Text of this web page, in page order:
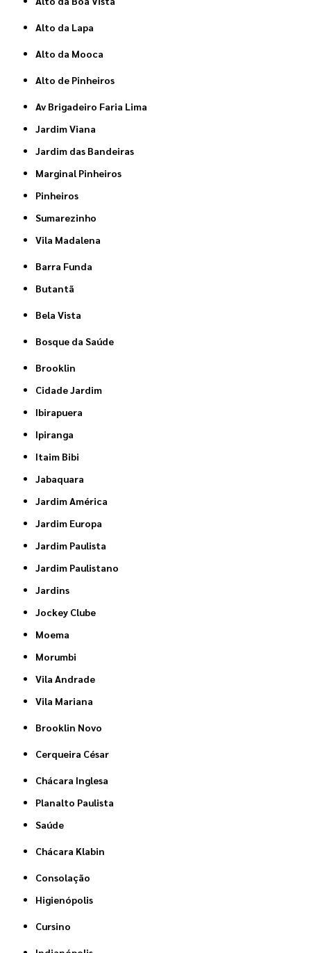
Alto da Lapa
Alto da Mooca
Alto de Pinheiros
Av Brigadeiro Faria Lima
Jardim Viana
Jardim das Bandeiras
Marginal Pinheiros
Pinheiros
Sumarezinho
Vila Madalena
Barra Funda
Butantã
Bela Vista
Bosque da Saúde
Brooklin
Cidade Jardim
Ibirapuera
Ipiranga
Itaim Bibi
Jabaquara
Jardim América
Jardim Europa
Jardim Paulista
Jardim Paulistano
Jardins
Jockey Clube
Moema
Morumbi
Vila Andrade
Vila Mariana
Brooklin Novo
Cerqueira César
Chácara Inglesa
Planalto Paulista
Saúde
Chácara Klabin
Consolação
Higienópolis
Cursino